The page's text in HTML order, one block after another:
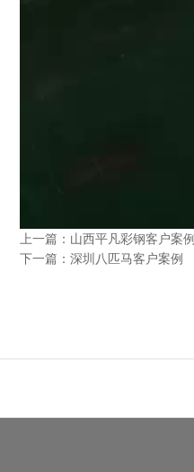
上一篇： 山西平凡彩钢客户案例
下一篇：深圳八匹马客户案例